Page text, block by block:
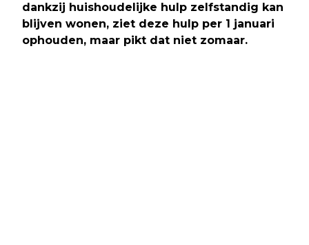
dankzij huishoudelijke hulp zelfstandig kan
blijven wonen, ziet deze hulp per 1 januari
ophouden, maar pikt dat niet zomaar.